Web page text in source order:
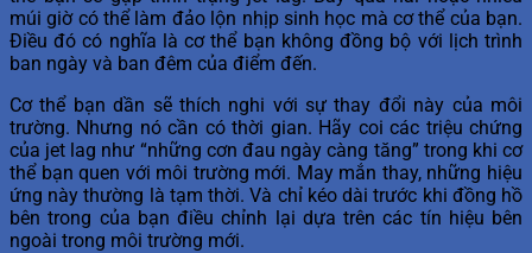
múi giờ có thể làm đảo lộn nhịp sinh học mà cơ thể của bạn.
Điều đó có nghĩa là cơ thể bạn không đồng bộ với lịch trình
ban ngày và ban đêm của điểm đến.
Cơ thể bạn dần sẽ thích nghi với sự thay đổi này của môi
trường. Nhưng nó cần có thời gian. Hãy coi các triệu chứng
của jet lag như “những cơn đau ngày càng tăng” trong khi cơ
thể bạn quen với môi trường mới. May mắn thay, những hiệu
ứng này thường là tạm thời. Và chỉ kéo dài trước khi đồng hồ
bên trong của bạn điều chỉnh lại dựa trên các tín hiệu bên
ngoài trong môi trường mới.